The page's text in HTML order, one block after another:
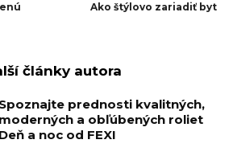
Ako štýlovo zariadiť byt
články autora
Spoznajte prednosti kvalitných,
moderných a obľúbených roliet
Deň a noc od FEXI